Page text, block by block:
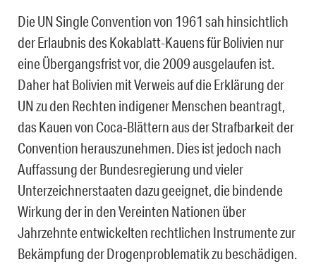
Die UN Single Convention von 1961 sah hinsichtlich
der Erlaubnis des Kokablatt-Kauens für Bolivien nur
eine Übergangsfrist vor, die 2009 ausgelaufen ist.
Daher hat Bolivien mit Verweis auf die Erklärung der
UN zu den Rechten indigener Menschen beantragt,
das Kauen von Coca-Blättern aus der Strafbarkeit der
Convention herauszunehmen. Dies ist jedoch nach
Auffassung der Bundesregierung und vieler
Unterzeichnerstaaten dazu geeignet, die bindende
Wirkung der in den Vereinten Nationen über
Jahrzehnte entwickelten rechtlichen Instrumente zur
Bekämpfung der Drogenproblematik zu beschädigen.